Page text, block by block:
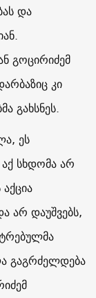
და
გოცირიძემ
კი
გახსნეს.
ეს
სხდომა არ
არ დაუშვებს,
გაგრძელდება